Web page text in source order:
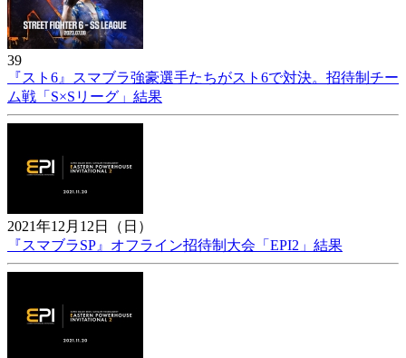
39
『スト6』スマブラ強豪選手たちがスト6で対決。招待制チー
ム戦「S×Sリーグ」結果
2021年12月12日（日）
『スマブラSP』オフライン招待制大会「EPI2」結果